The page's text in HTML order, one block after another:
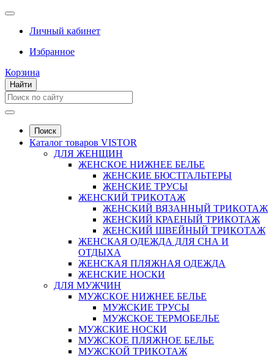
Личный кабинет
Избранное
Корзина
Найти
Поиск
Каталог товаров VISTOR
ДЛЯ ЖЕНЩИН
ЖЕНСКОЕ НИЖНЕЕ БЕЛЬЕ
ЖЕНСКИЕ БЮСТГАЛЬТЕРЫ
ЖЕНСКИЕ ТРУСЫ
ЖЕНСКИЙ ТРИКОТАЖ
ЖЕНСКИЙ ВЯЗАННЫЙ ТРИКОТАЖ
ЖЕНСКИЙ КРАЕНЫЙ ТРИКОТАЖ
ЖЕНСКИЙ ШВЕЙНЫЙ ТРИКОТАЖ
ЖЕНСКАЯ ОДЕЖДА ДЛЯ СНА И
ОТДЫХА
ЖЕНСКАЯ ПЛЯЖНАЯ ОДЕЖДА
ЖЕНСКИЕ НОСКИ
ДЛЯ МУЖЧИН
МУЖСКОЕ НИЖНЕЕ БЕЛЬЕ
МУЖСКИЕ ТРУСЫ
МУЖСКОЕ ТЕРМОБЕЛЬЕ
МУЖСКИЕ НОСКИ
МУЖСКОЕ ПЛЯЖНОЕ БЕЛЬЕ
МУЖСКОЙ ТРИКОТАЖ